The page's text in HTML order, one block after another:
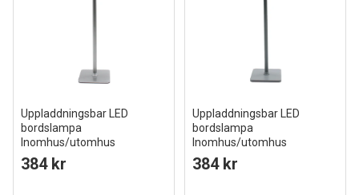
Uppladdningsbar LED
bordslampa
Inomhus/utomhus
Silver, touch dimbar, CCT, IP54
utomhus bordslampa
384 kr
Uppladdningsbar LED
bordslampa
Inomhus/utomhus
Grå, touch dimbar, CCT, IP54
utomhus bordslampa
384 kr